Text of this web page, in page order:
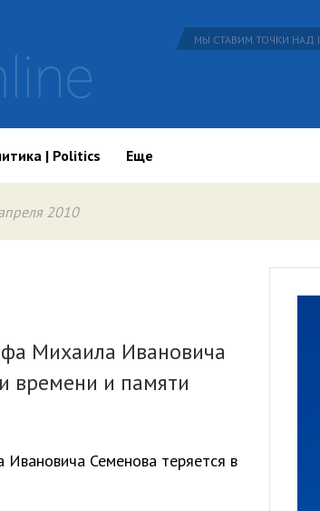
МЫ СТАВИМ ТОЧКИ НАД I
| Politics Еще
2010
Михаила Ивановича
времени и памяти
Семенова теряется в